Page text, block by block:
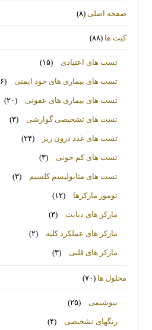
صفحه اصلی (۸)
کیت ها (۸۸)
تست های اعتیادی (۱۵)
تست های بیماری های خود ایمنی (۶)
تست های بیماری های عفونی (۲۰)
تست های تشخیصی گوارشی (۳)
تست های غدد درون ریز (۲۴)
تست های کم خونی (۳)
تست های متابولیسم کلسیم (۳)
تومور مارکرها (۱۲)
مارکر های دیابت (۳)
مارکر های عملکرد کلیه (۲)
مارکر های قلبی (۳)
محلول ها (۷۰)
بیوشیمی (۲۵)
رنگهای تشخیصی (۴)